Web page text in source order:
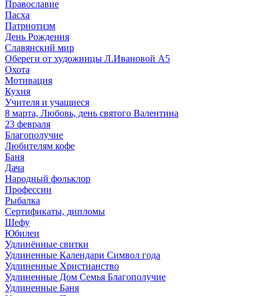
Православие
Пасха
Патриотизм
День Рождения
Славянский мир
Обереги от художницы Л.Ивановой А5
Охота
Мотивация
Кухня
Учителя и учащиеся
8 марта, Любовь, день святого Валентина
23 февраля
Благополучие
Любителям кофе
Баня
Дача
Народный фольклор
Профессии
Рыбалка
Сертификаты, дипломы
Шефу
Юбилеи
Удлинённые свитки
Удлиненные Календари Символ года
Удлиненные Христианство
Удлиненные Дом Семья Благополучие
Удлиненные Баня